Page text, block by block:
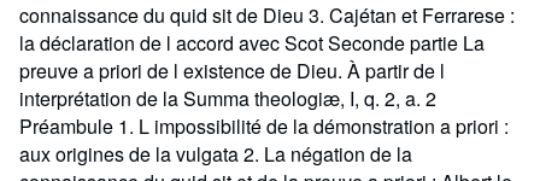
connaissance du quid sit de Dieu 3. Cajétan et Ferrarese :
la déclaration de l accord avec Scot Seconde partie La
preuve a priori de l existence de Dieu. À partir de l
interprétation de la Summa theologiæ, I, q. 2, a. 2
Préambule 1. L impossibilité de la démonstration a priori :
aux origines de la vulgata 2. La négation de la